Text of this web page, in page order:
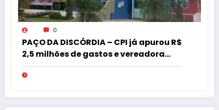
0
PAÇO DA DISCÓRDIA – CPI já apurou R$
2,5 milhões de gastos e vereadora
pede “acordo” para aprovar R$ 9,5
milhões